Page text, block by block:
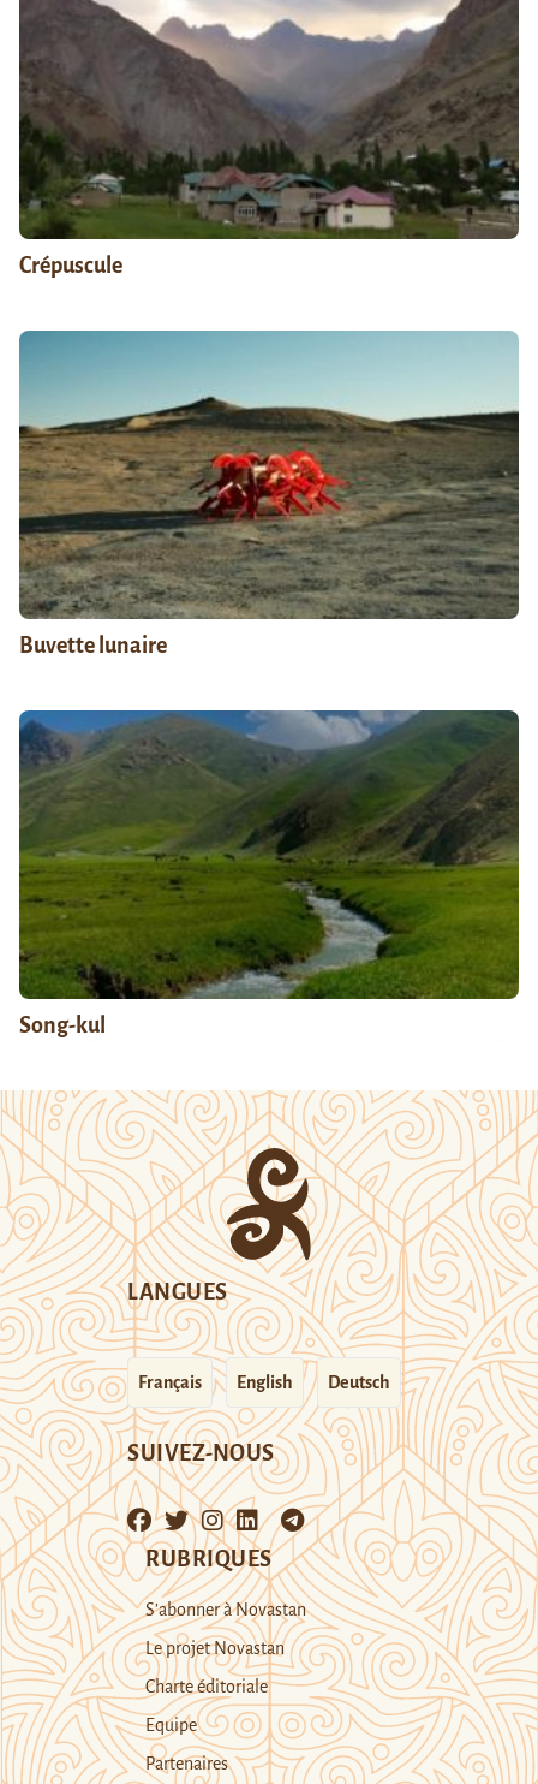
Crépuscule
Buvette lunaire
Song-kul
LANGUES
Français English Deutsch
SUIVEZ-NOUS
RUBRIQUES
S’abonner à Novastan
Le projet Novastan
Charte éditoriale
Equipe
Partenaires